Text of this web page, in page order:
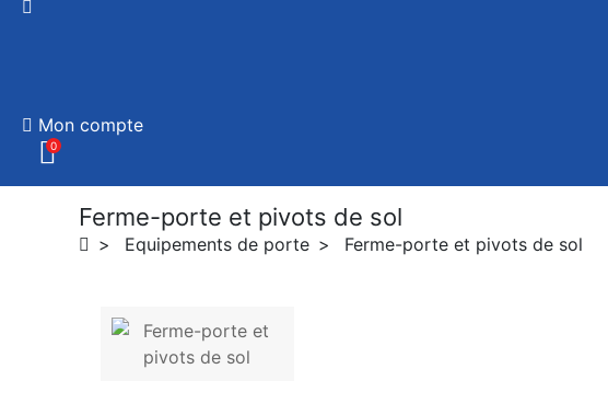
Mon compte
0
Ferme-porte et pivots de sol
Equipements de porte Ferme-porte et pivots de sol